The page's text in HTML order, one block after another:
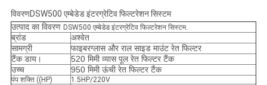
विवरणDSW500 एम्बेडेड इंटरग्रेटिव फिल्टरेशन सिस्टम
उत्पाद का विवरण DSW500 एम्बेडेड इंटरग्रेटिव फिल्टरेशन सिस्टम.
ब्रांड
अश्वेत
सामग्री
फाइबरग्लास और राल साइड माउंट रेत फिल्टर
टैंक डाय।
520 मिमी व्यास पूल रेत फिल्टर टैंक
उच्च
950 मिमी ऊंची रेत फिल्टर टैंक
पंप शक्ति ((HP) 1.5HP/220V